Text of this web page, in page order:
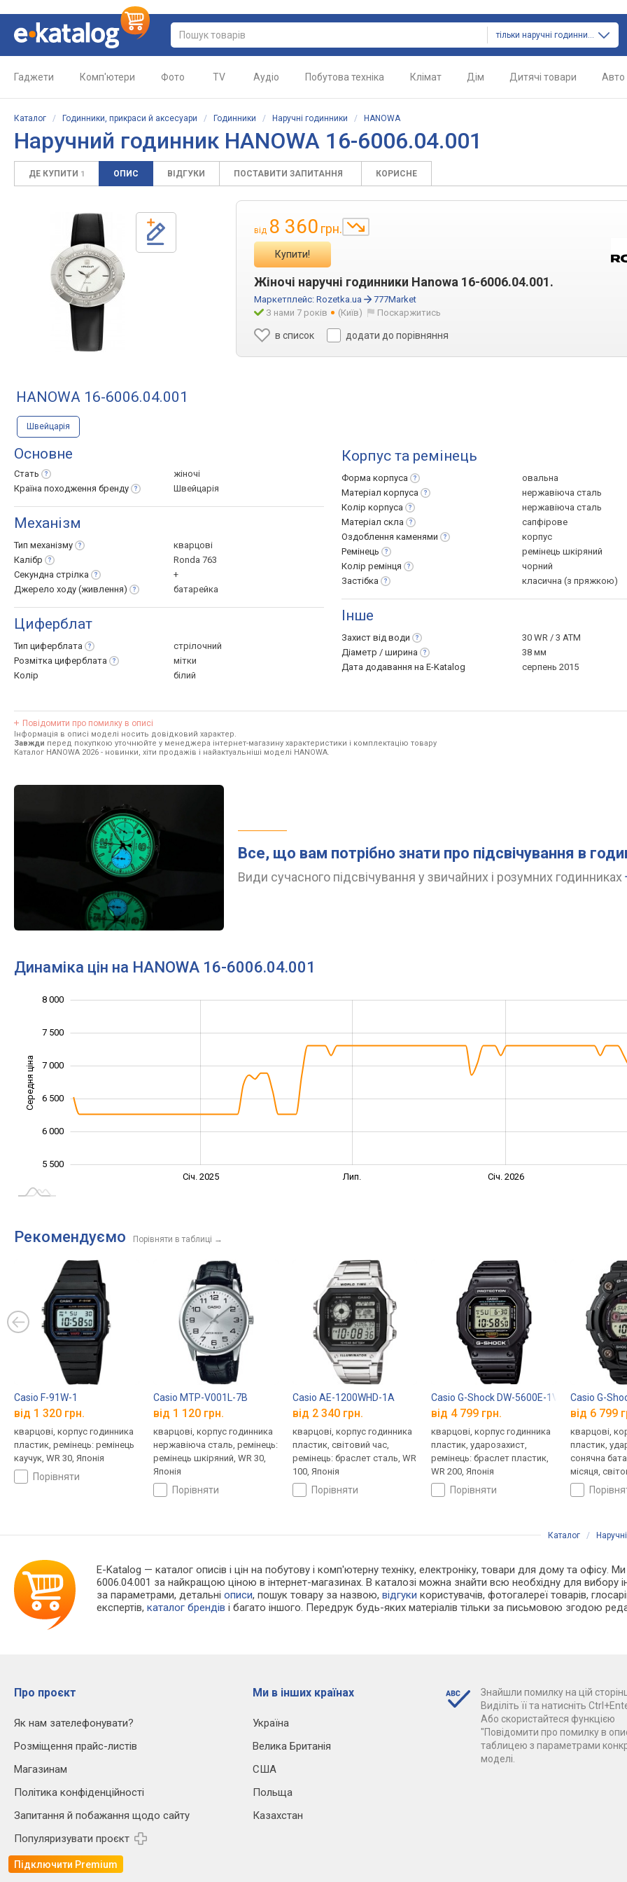
тільки наручні годинники
Гаджети Комп'ютери Фото TV Аудіо Побутова техніка Клімат Дім Дитячі товари Авто
Каталог / Годинники, прикраси й аксесуари / Годинники / Наручні годинники / HANOWA
Наручний годинник HANOWA 16-6006.04.001
ДЕ КУПИТИ 1 ОПИС ВІДГУКИ ПОСТАВИТИ ЗАПИТАННЯ КОРИСНЕ
від 8 360 грн.
Купити!
Жіночі наручні годинники Hanowa 16-6006.04.001.
Маркетплейс: Rozetka.ua
777Market
З нами 7 років
(Київ) Поскаржитись
в список додати до порівняння
HANOWA 16-6006.04.001
Швейцарія
Основне
Стать
жіночі
Країна походження бренду Швейцарія
Механізм
Тип механізму
кварцові
Калібр
Ronda 763
Секундна стрілка
+
Джерело ходу (живлення) батарейка
Циферблат
Тип циферблата
стрілочний
Розмітка циферблата
мітки
Колір
білий
Корпус та ремінець
Форма корпуса
овальна
Матеріал корпуса
нержавіюча сталь
Колір корпуса
нержавіюча сталь
Матеріал скла
сапфірове
Оздоблення каменями
корпус
Ремінець
ремінець шкіряний
Колір ремінця
чорний
Застібка
класична (з пряжкою)
Інше
Захист від води
30 WR / 3 ATM
Діаметр / ширина
38 мм
Дата додавання на E-Katalog
серпень 2015
Повідомити про помилку в описі
Інформація в описі моделі носить довідковий характер.
Завжди перед покупкою уточнюйте у менеджера інтернет-магазину характеристики і комплектацію товару
Каталог HANOWA 2026 - новинки, хіти продажів і найактуальніші моделі HANOWA.
Все, що вам потрібно знати про підсвічування в
Види сучасного підсвічування у звичайних і розумних годинниках
Динаміка цін на HANOWA 16-6006.04.001
Середня ціна
5 500
6 000
6 500
7 000
7 500
8 000
Січ. 2025 Лип. Січ. 2026
Рекомендуємо Порівняти в таблиці →
Casio F-91W-1
від 1 320 грн.
кварцові, корпус годинника
пластик, ремінець: ремінець
каучук, WR 30, Японія
порівняти
Casio MTP-V001L-7B
від 1 120 грн.
кварцові, корпус годинника
нержавіюча сталь, ремінець:
ремінець шкіряний, WR 30,
Японія
порівняти
Casio AE-1200WHD-1A
від 2 340 грн.
кварцові, корпус годинника
пластик, світовий час,
ремінець: браслет сталь, WR
100, Японія
порівняти
Casio G-Shock DW-5600E-1V
від 4 799 грн.
кварцові, корпус годинника
пластик, ударозахист,
ремінець: браслет пластик,
WR 200, Японія
порівняти
Casio G-
від 6 799
кварцові,
пластик,
сонячна
місяця,
ремінець:
WR 200,
Каталог /
E-Katalog — каталог описів і цін на побутову і комп'ютерну техніку, електроніку, товари для дому та офісу.
6006.04.001 за найкращою ціною в інтернет-магазинах. В каталозі можна знайти всю необхідну для
за параметрами, детальніописи, пошук товару за назвою,відгуки користувачів, фотогалереї товарів,
експертів,каталог брендів і багато іншого. Передрук будь-яких матеріалів тільки за письмовою згодою
Про проєкт
Як нам зателефонувати?
Розміщення прайс-листів
Магазинам
Політика конфіденційності
Запитання й побажання щодо сайту
Популяризувати проєкт
Підключити Premium
Ми в інших країнах
Україна
Велика Британія
США
Польща
Казахстан
Знайшли помилку на цій
Виділіть її та натисніть
Або скористайтеся функцією
"Повідомити про помилку в
таблицею з параметрами
моделі.